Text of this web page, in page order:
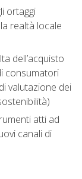
ortaggi
realtà locale
dell’acquisto
consumatori
valutazione dei
atti ad
canali di